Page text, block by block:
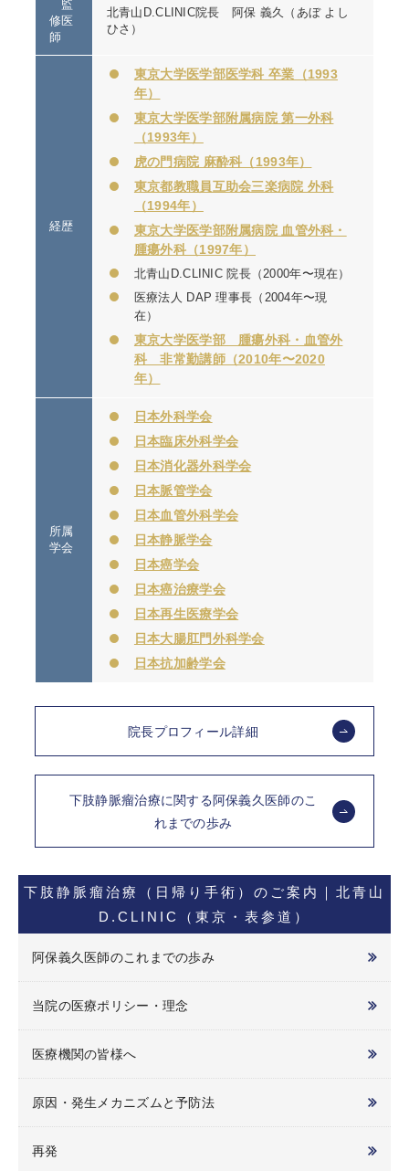
監
修医
師
北青山D.CLINIC院長 阿保 義久（あぼ よし
ひさ）
経歴
東京大学医学部医学科 卒業（1993
年）
東京大学医学部附属病院 第一外科
（1993年）
虎の門病院 麻酔科（1993年）
東京都教職員互助会三楽病院 外科
（1994年）
東京大学医学部附属病院 血管外科・
腫瘍外科（1997年）
北青山D.CLINIC 院長（2000年〜現在）
医療法人 DAP 理事長（2004年〜現
在）
東京大学医学部 腫瘍外科・血管外
科 非常勤講師（2010年〜2020
年）
所属
学会
日本外科学会
日本臨床外科学会
日本消化器外科学会
日本脈管学会
日本血管外科学会
日本静脈学会
日本癌学会
日本癌治療学会
日本再生医療学会
日本大腸肛門外科学会
日本抗加齢学会
院長プロフィール詳細
下肢静脈瘤治療に関する阿保義久医師のこ
れまでの歩み
下肢静脈瘤治療（日帰り手術）のご案内｜北青山
D.CLINIC（東京・表参道）
阿保義久医師のこれまでの歩み
当院の医療ポリシー・理念
医療機関の皆様へ
原因・発生メカニズムと予防法
再発